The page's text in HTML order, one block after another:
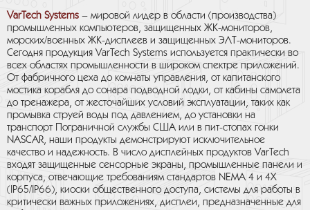
VarTech Systems – мировой лидер в области (производства)
промышленных компьютеров, защищенных ЖК-мониторов,
морских/военных ЖК-дисплеев и защищенных ЭЛТ-мониторов.
Сегодня продукция VarTech Systems используется практически во
всех областях промышленности в широком спектре приложений.
От фабричного цеха до комнаты управления, от капитанского
мостика корабля до сонара подводной лодки, от кабины самолета
до тренажера, от жесточайших условий эксплуатации, таких как
промывка струей воды под давлением, до установки на
транспорт Пограничной службы США или в пит-стопах гонки
NASCAR, наши продукты демонстрируют исключительное
качество и надежность. В число дисплейных продуктов VarTech
входят защищенные сенсорные экраны, промышленные панели и
корпуса, отвечающие требованиям стандартов NEMA 4 и 4X
( IP65/ IP66), киоски общественного доступа, системы для работы в
критически важных приложениях, дисплеи, предназначенные для